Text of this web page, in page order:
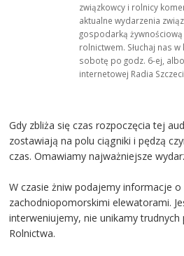
związkowcy i rolnicy
aktualne wydarzenia
gospodarką żywnościową
rolnictwem. Słuchaj nas w
sobotę po godz. 6-ej,
internetowej Radia
Gdy zbliża się czas rozpoczęcia tej
zostawiają na polu ciągniki i pędzą
czas. Omawiamy najważniejsze
W czasie żniw podajemy informacje
zachodniopomorskimi elewatorami.
interweniujemy, nie unikamy
Rolnictwa.